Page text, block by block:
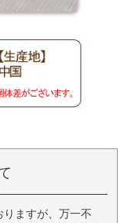
ますが、万一不